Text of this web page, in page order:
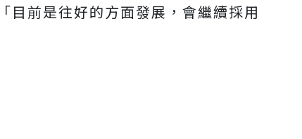
目前是往好的方面發展，會繼續採用